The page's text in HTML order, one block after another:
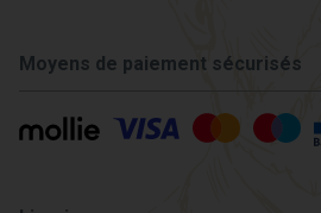
Moyens de paiement sécurisés